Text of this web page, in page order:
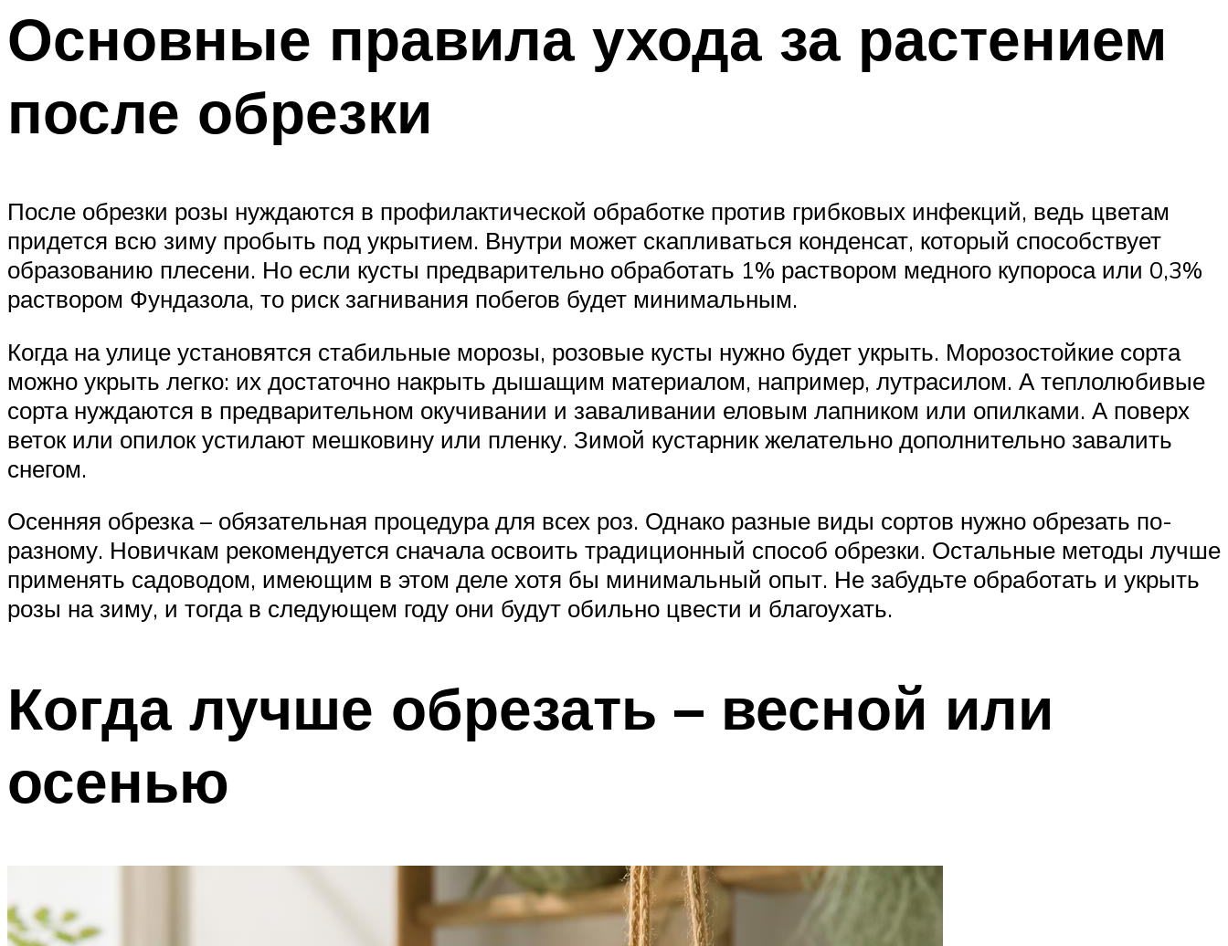
Основные правила ухода за растением
после обрезки
После обрезки розы нуждаются в профилактической обработке против грибковых инфекций, ведь цветам
придется всю зиму пробыть под укрытием. Внутри может скапливаться конденсат, который способствует
образованию плесени. Но если кусты предварительно обработать 1% раствором медного купороса или 0,3%
раствором Фундазола, то риск загнивания побегов будет минимальным.
Когда на улице установятся стабильные морозы, розовые кусты нужно будет укрыть. Морозостойкие сорта
можно укрыть легко: их достаточно накрыть дышащим материалом, например, лутрасилом. А теплолюбивые
сорта нуждаются в предварительном окучивании и заваливании еловым лапником или опилками. А поверх
веток или опилок устилают мешковину или пленку. Зимой кустарник желательно дополнительно завалить
снегом.
Осенняя обрезка – обязательная процедура для всех роз. Однако разные виды сортов нужно обрезать по-
разному. Новичкам рекомендуется сначала освоить традиционный способ обрезки. Остальные методы лучше
применять садоводом, имеющим в этом деле хотя бы минимальный опыт. Не забудьте обработать и укрыть
розы на зиму, и тогда в следующем году они будут обильно цвести и благоухать.
Когда лучше обрезать – весной или
осенью